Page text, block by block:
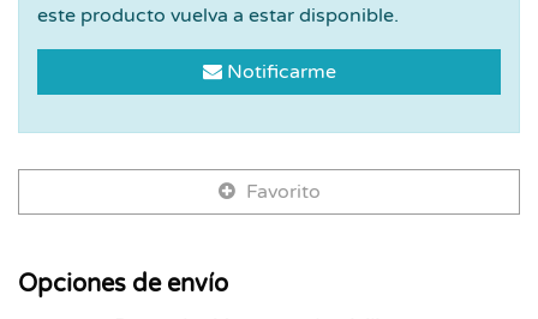
este producto vuelva a estar disponible.
Notificarme
Favorito
Opciones de envío